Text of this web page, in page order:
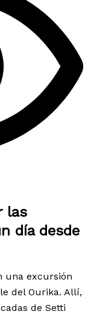
las
día desde
una excursión
del Ourika. Allí,
de Setti